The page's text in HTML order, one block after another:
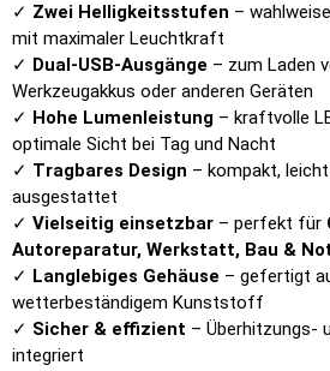
✓ Zwei Helligkeitsstufen –
mit maximaler Leuchtkraft
✓ Dual-USB-Ausgänge – zum Laden
Werkzeugakkus oder anderen Geräten
✓ Hohe Lumenleistung – kraftvolle
optimale Sicht bei Tag und Nacht
✓ Tragbares Design – kompakt,
ausgestattet
✓ Vielseitig einsetzbar – perfekt für
Autoreparatur, Werkstatt, Bau &
✓ Langlebiges Gehäuse – gefertigt
wetterbeständigem Kunststoff
✓ Sicher & effizient – Überhitzungs-
integriert